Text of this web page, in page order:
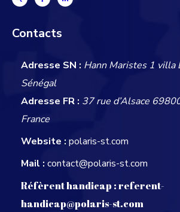
Contacts
Adresse SN : Hann Maristes 1 villa
Sénégal
Adresse FR : 37 rue d’Alsace
France
Website : polaris-st.com
Mail : contact@polaris-st.com
Réfèrent handicap :referent-
handicap@polaris-st.com